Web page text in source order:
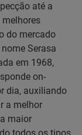
até a
do mercado
Serasa
em 1968,
on-
dia, auxiliando
a melhor
maior